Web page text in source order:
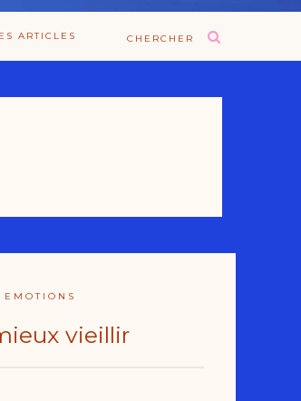
CHERCHER
ARTICLES
vieillir